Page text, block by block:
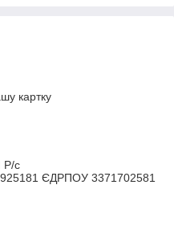
картку
Р/c
ЄДРПОУ 3371702581